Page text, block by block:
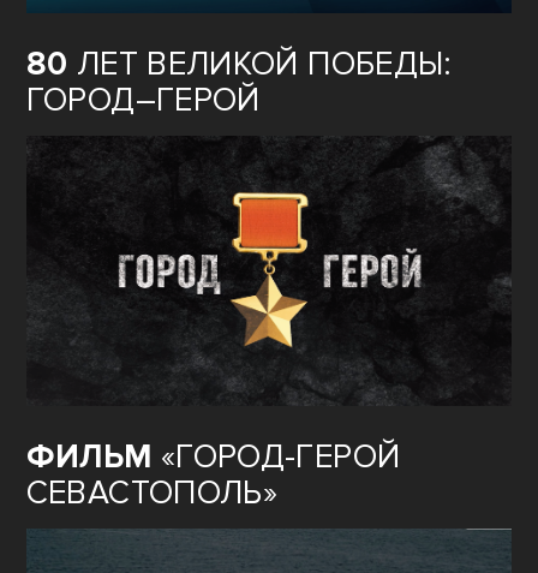
80 ЛЕТ ВЕЛИКОЙ ПОБЕДЫ:
ГОРОД–ГЕРОЙ